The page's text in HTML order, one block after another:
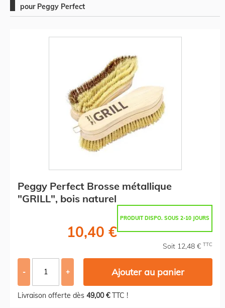
pour Peggy Perfect
Peggy Perfect Brosse métallique
"GRILL", bois naturel
PRODUIT DISPO. SOUS 2-10 JOURS
10,40 €
Soit 12,48 € TTC
- + Ajouter au panier
Livraison offerte dès 49,00 €TTC !